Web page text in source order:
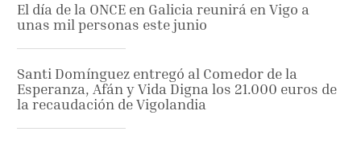
El día de la ONCE en Galicia reunirá en Vigo a
unas mil personas este junio
Santi Domínguez entregó al Comedor de la
Esperanza, Afán y Vida Digna los 21.000 euros de
la recaudación de Vigolandia